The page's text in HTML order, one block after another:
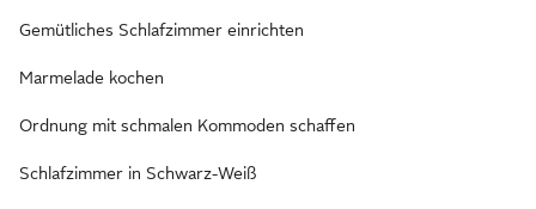
Gemütliches Schlafzimmer einrichten
Marmelade kochen
Ordnung mit schmalen Kommoden schaffen
Schlafzimmer in Schwarz-Weiß